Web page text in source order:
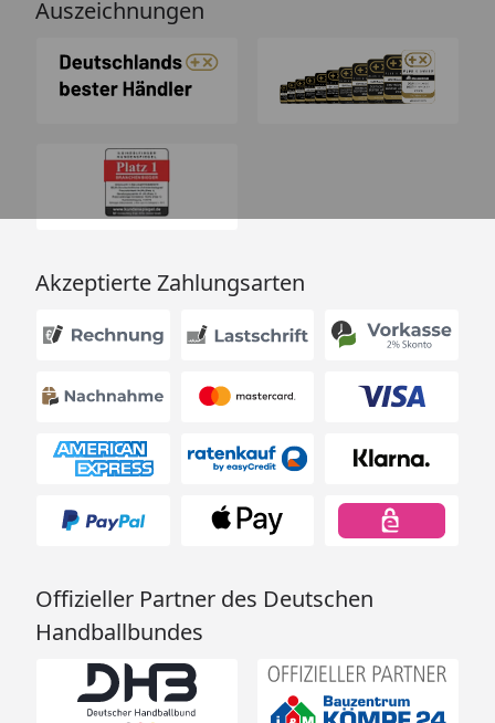
Auszeichnungen
Akzeptierte Zahlungsarten
Offizieller Partner des Deutschen
Handballbundes